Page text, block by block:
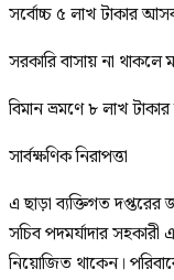
সর্বোচ্চ ৫ লাখ টাকার
সরকারি বাসায় না থাকলে
বিমান ভ্রমণে ৮ লাখ টাকার
সার্বক্ষণিক নিরাপত্তা
এ ছাড়া ব্যক্তিগত দপ্তরের
সচিব পদমর্যাদার সহকারী
নিয়োজিত থাকেন।